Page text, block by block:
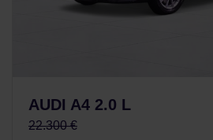
AUDI A4 2.0 L
22.300 €